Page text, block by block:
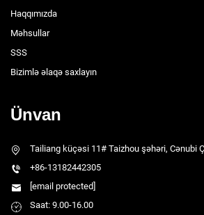
Haqqımızda
Məhsullar
SSS
Bizimlə əlaqə saxlayın
Ünvan
Tailiang küçəsi 11# Taizhou şəhəri, Cənubi
+86-13182442305
[email protected]
Saat: 9.00-16.00